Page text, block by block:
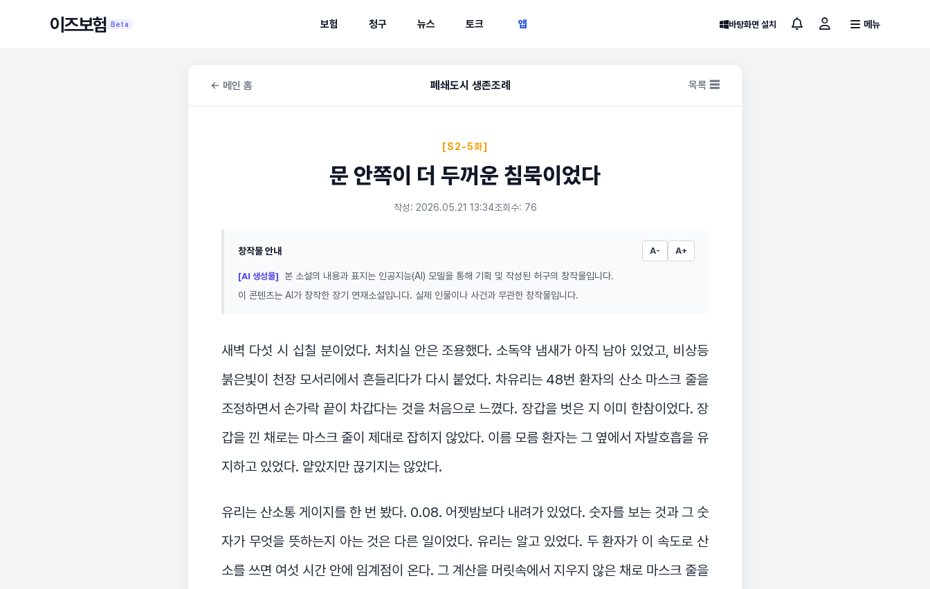
이즈보험 Beta 보험 청구 뉴스 토크 앱 바탕화면 설치 메뉴
← 메인 홈 폐쇄도시 생존조례 목록 ☰
[S2-5화]
문 안쪽이 더 두꺼운 침묵이었다
작성: 2026.05.21 13:34조회수: 76
창작물 안내 A- A+
[AI 생성물]
본 소설의 내용과 표지는 인공지능(AI) 모델을 통해 기획 및 작성된 허구의 창작물입니다.
이 콘텐츠는 AI가 창작한 장기 연재소설입니다. 실제 인물이나 사건과 무관한 창작물입니다.
새벽 다섯 시 십칠 분이었다. 처치실 안은 조용했다. 소독약 냄새가 아직 남아 있었고, 비상등
붉은빛이 천장 모서리에서 흔들리다가 다시 붙었다. 차유리는 48번 환자의 산소 마스크 줄을
조정하면서 손가락 끝이 차갑다는 것을 처음으로 느꼈다. 장갑을 벗은 지 이미 한참이었다. 장
갑을 낀 채로는 마스크 줄이 제대로 잡히지 않았다. 이름 모름 환자는 그 옆에서 자발호흡을 유
지하고 있었다. 얕았지만 끊기지는 않았다.
유리는 산소통 게이지를 한 번 봤다. 0.08. 어젯밤보다 내려가 있었다. 숫자를 보는 것과 그 숫
자가 무엇을 뜻하는지 아는 것은 다른 일이었다. 유리는 알고 있었다. 두 환자가 이 속도로 산
소를 쓰면 여섯 시간 안에 임계점이 온다. 그 계산을 머릿속에서 지우지 않은 채로 마스크 줄을